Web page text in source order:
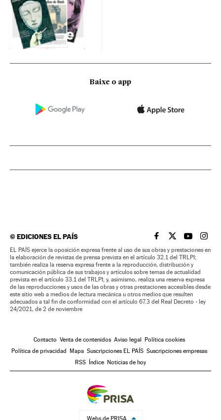
Baixe o app
©EDICIONES EL PAÍS EL PAÍS BRASIL EN
EL PAÍSEL PAÍS
EL
EL PAÍS ejerce la oposición expresa frente al uso de sus obras y prestaciones en
la elaboración de revistas de prensa prevista en el artículo 32.1 del TRLPI;
también realiza la reserva expresa frente a la reproducción, distribución y
comunicación pública de sus trabajos y artículos sobre temas de actualidad
prevista en el artículo 33.1 del TRLPI; y, asimismo, realiza una reserva expresa
de las reproducciones y usos de las obras y otras prestaciones accesibles desde
este sitio web a medios de lectura mecánica u otros medios que resulten
adecuados a tal fin de conformidad con el artículo 67.3 del Real Decreto - ley
24/2021, de 2 de noviembre
Contacto Venta de contenidos Aviso legal
Política cookies
Política de privacidad
Mapa Suscripciones EL PAÍS Suscripciones empresas
RSS
Índice Noticias de hoy
Webs de PRISA